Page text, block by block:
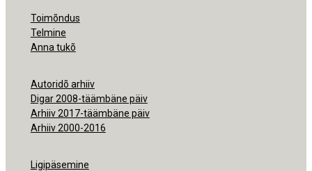
Toimõndus
Telmine
Anna tukõ
Autoridõ arhiiv
Digar 2008-täämbäne päiv
Arhiiv 2017-täämbäne päiv
Arhiiv 2000-2016
Ligipäsemine